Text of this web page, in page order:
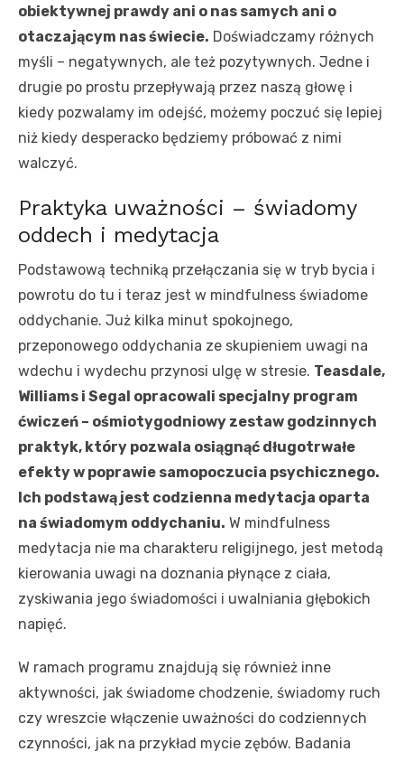
obiektywnej prawdy ani o nas samych ani o
otaczającym nas świecie. Doświadczamy różnych
myśli – negatywnych, ale też pozytywnych. Jedne i
drugie po prostu przepływają przez naszą głowę i
kiedy pozwalamy im odejść, możemy poczuć się lepiej
niż kiedy desperacko będziemy próbować z nimi
walczyć.
Praktyka uważności – świadomy
oddech i medytacja
Podstawową techniką przełączania się w tryb bycia i
powrotu do tu i teraz jest w mindfulness świadome
oddychanie. Już kilka minut spokojnego,
przeponowego oddychania ze skupieniem uwagi na
wdechu i wydechu przynosi ulgę w stresie. Teasdale,
Williams i Segal opracowali specjalny program
ćwiczeń – ośmiotygodniowy zestaw godzinnych
praktyk, który pozwala osiągnąć długotrwałe
efekty w poprawie samopoczucia psychicznego.
Ich podstawą jest codzienna medytacja oparta
na świadomym oddychaniu. W mindfulness
medytacja nie ma charakteru religijnego, jest metodą
kierowania uwagi na doznania płynące z ciała,
zyskiwania jego świadomości i uwalniania głębokich
napięć.
W ramach programu znajdują się również inne
aktywności, jak świadome chodzenie, świadomy ruch
czy wreszcie włączenie uważności do codziennych
czynności, jak na przykład mycie zębów. Badania